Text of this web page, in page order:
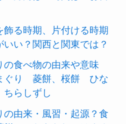
飾る時期、片付ける時期
いい？関西と関東では？
の食べ物の由来や意味
ぐり 菱餅、桜餅 ひな
らしずし
の由来・風習・起源？食